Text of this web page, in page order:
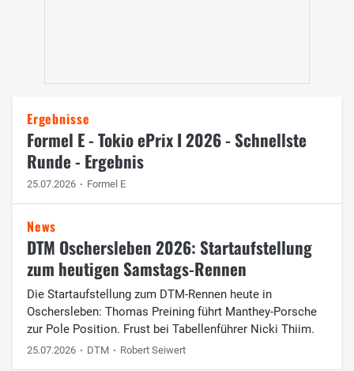
Ergebnisse
Formel E - Tokio ePrix I 2026 - Schnellste
Runde - Ergebnis
25.07.2026 Formel E
News
DTM Oschersleben 2026: Startaufstellung
zum heutigen Samstags-Rennen
Die Startaufstellung zum DTM-Rennen heute in
Oschersleben: Thomas Preining führt Manthey-Porsche
zur Pole Position. Frust bei Tabellenführer Nicki Thiim.
25.07.2026 DTM Robert Seiwert